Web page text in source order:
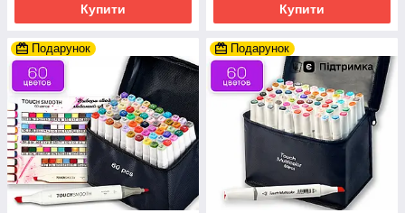
Купити Купити
Подарунок Подарунок